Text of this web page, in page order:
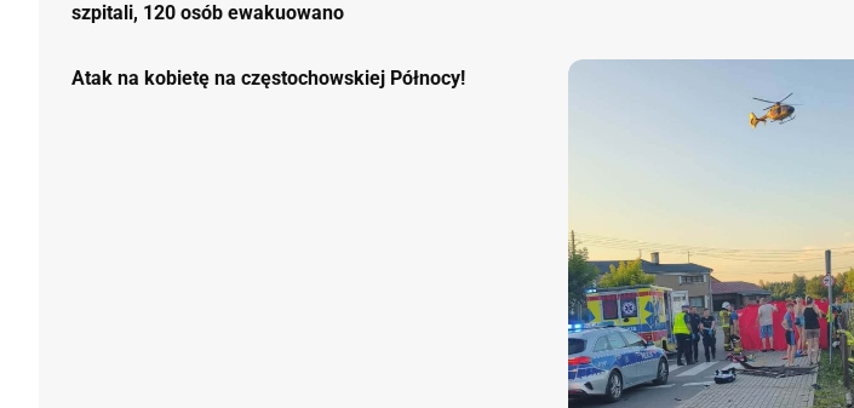
szpitali, 120 osób ewakuowano
Atak na kobietę na częstochowskiej Północy!